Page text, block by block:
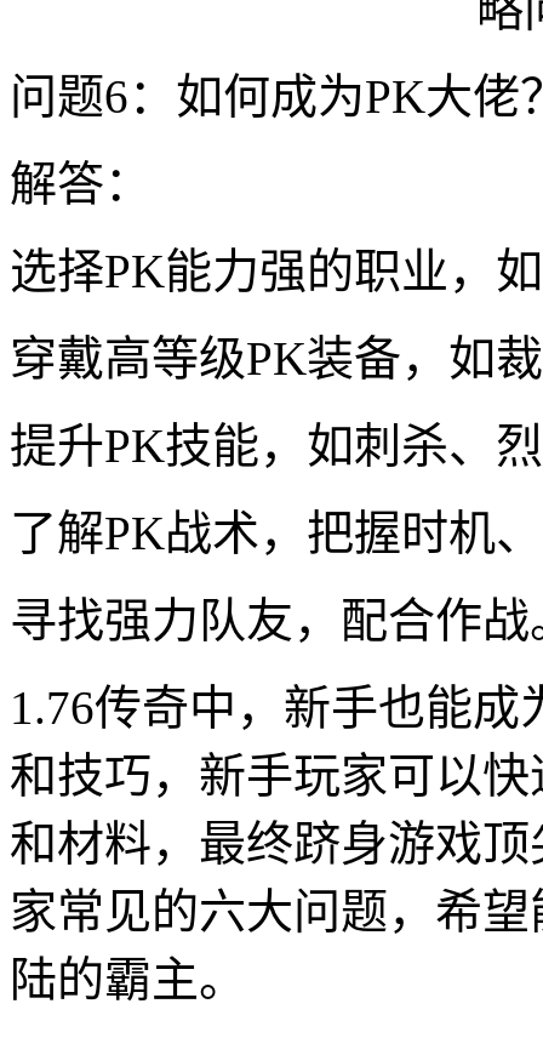
问题6：如何成为PK大佬
解答：
选择PK能力强的职业，
穿戴高等级PK装备，如
提升PK技能，如刺杀、
了解PK战术，把握时机
寻找强力队友，配合作战
1.76传奇中，新手也能
和技巧，新手玩家可以
和材料，最终跻身游戏
家常见的六大问题，希
陆的霸主。